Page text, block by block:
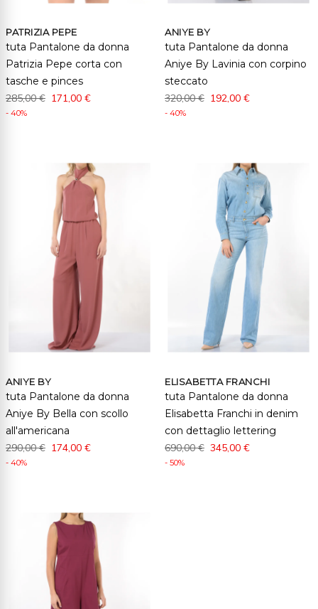
PATRIZIA PEPE
tuta Pantalone da donna
Patrizia Pepe corta con
tasche e pinces
285,00 € 171,00 €
- 40%
ANIYE BY
tuta Pantalone da donna
Aniye By Lavinia con corpino
steccato
320,00 € 192,00 €
- 40%
ANIYE BY
tuta Pantalone da donna
Aniye By Bella con scollo
all'americana
290,00 € 174,00 €
- 40%
ELISABETTA FRANCHI
tuta Pantalone da donna
Elisabetta Franchi in denim
con dettaglio lettering
690,00 € 345,00 €
- 50%